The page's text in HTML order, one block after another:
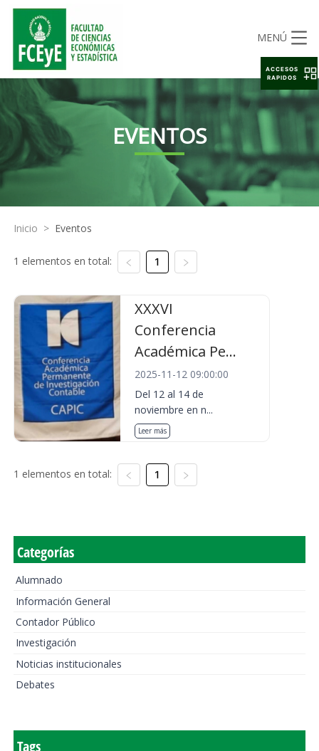
MENÚ
EVENTOS
Inicio > Eventos
1 elementos en total: 1
XXXVI
Conferencia
Académica Pe...
2025-11-12 09:00:00
Del 12 al 14 de
noviembre en n...
Leer más
1 elementos en total: 1
Categorías
Alumnado
Información General
Contador Público
Investigación
Noticias institucionales
Debates
Tags
ACCESOS
RAPIDOS